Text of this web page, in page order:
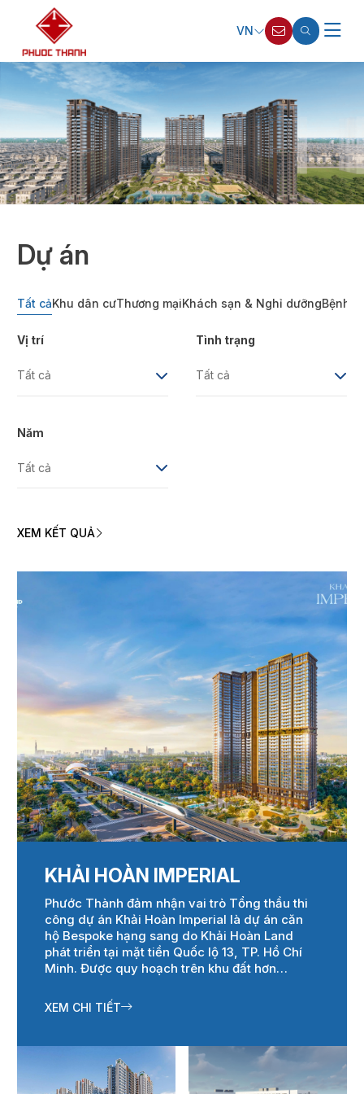
VN
Dự án
Tất cảKhu dân cưThương mạiKhách sạn & Nghỉ dưỡngBệnh
Vị trí Tình trạng
Năm
XEM KẾT QUẢ
KHẢI HOÀN IMPERIAL
Phước Thành đảm nhận vai trò Tổng thầu thi
công dự án Khải Hoàn Imperial là dự án căn
hộ Bespoke hạng sang do Khải Hoàn Land
phát triển tại mặt tiền Quốc lộ 13, TP. Hồ Chí
Minh. Được quy hoạch trên khu đất hơn
và 3 tầng hầm, cung cấp không gian sống
đẳng cấp cùng hệ tiện ích hiện đại.
XEM CHI TIẾT